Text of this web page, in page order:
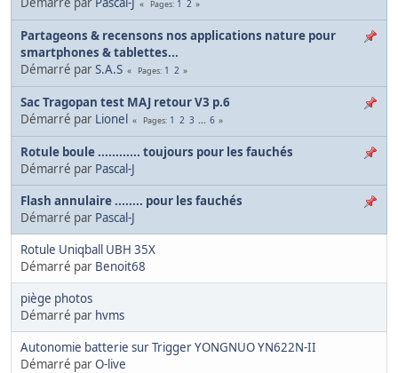
Pages 1 2
Partageons & recensons nos applications nature pour
smartphones & tablettes...
Démarré parS.A.S Pages 1 2
Sac Tragopan test MAJ retour V3 p.6
Démarré par Lionel Pages 1 2 3 ... 6
Rotule boule ............ toujours pour les fauchés
Démarré par Pascal-J
Flash annulaire ........ pour les fauchés
Démarré par Pascal-J
Rotule Uniqball UBH 35X
Démarré par Benoit68
piège photos
Démarré par hvms
Autonomie batterie sur Trigger YONGNUO YN622N-II
Démarré parO-live